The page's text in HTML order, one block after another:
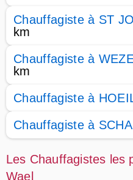
Chauffagiste à ST
km
Chauffagiste à
km
Chauffagiste à
Chauffagiste à
Les Chauffagistes les
Wael